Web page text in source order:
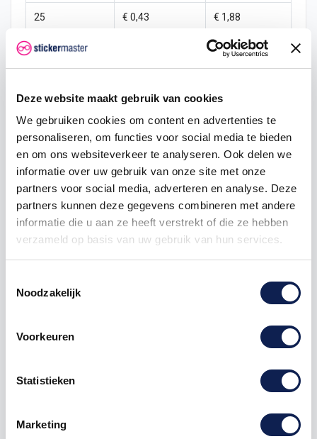
Deze website maakt gebruik van cookies
We gebruiken cookies om content en advertenties te
personaliseren, om functies voor social media te bieden
en om ons websiteverkeer te analyseren. Ook delen we
informatie over uw gebruik van onze site met onze
partners voor social media, adverteren en analyse. Deze
partners kunnen deze gegevens combineren met andere
informatie die u aan ze heeft verstrekt of die ze hebben
verzameld op basis van uw gebruik van hun services.
Noodzakelijk
Voorkeuren
Statistieken
Marketing
25 € 0,43 € 1,88
50 € 5,00
€ 0,35
500 € 0,30 € 100,00
1000 € 0,25 € 250,00
Te bestellen vanaf een hoogte van 1 cm tot 120 cm
hoe langer de sticker.